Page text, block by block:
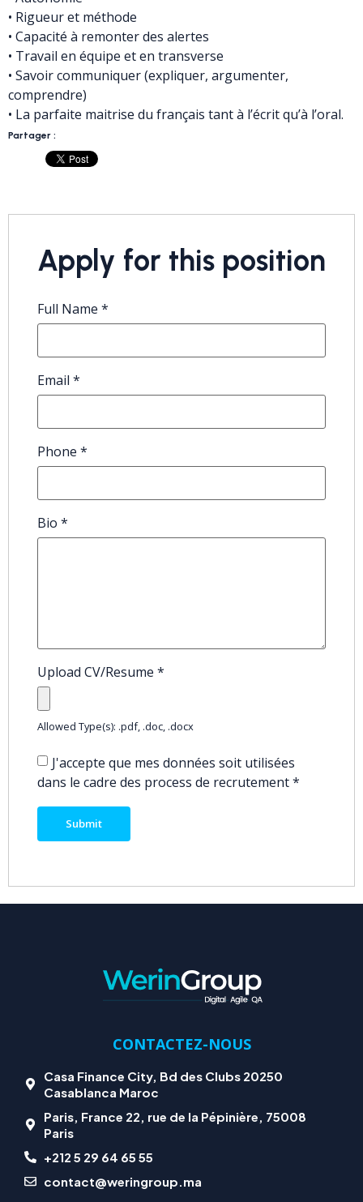
• Rigueur et méthode
• Capacité à remonter des alertes
• Travail en équipe et en transverse
• Savoir communiquer (expliquer, argumenter,
comprendre)
• La parfaite maitrise du français tant à l’écrit qu’à l’oral.
Partager :
Apply for this position
Full Name *
Email *
Phone *
Bio *
Upload CV/Resume *
Allowed Type(s): .pdf, .doc, .docx
J'accepte que mes données soit utilisées
dans le cadre des process de recrutement*
CONTACTEZ-NOUS
Casa Finance City, Bd des Clubs 20250
Casablanca Maroc
Paris, France 22, rue de la Pépinière, 75008
Paris
+212 5 29 64 65 55
contact@weringroup.ma